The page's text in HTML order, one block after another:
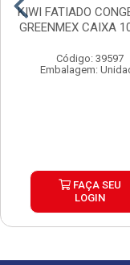
KIWI FATIADO
GREENMEX CAIXA
Código: 39597
Embalagem:
FAÇA SEU
LOGIN